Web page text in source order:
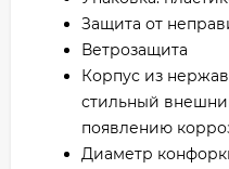
Защита от
Ветрозащита
Корпус из
стильный
появлению
Диаметр